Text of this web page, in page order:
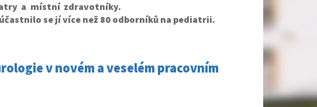
a místní zdravotníky.
se jí více než 80 odborníků na pediatrii.
v novém a veselém pracovním